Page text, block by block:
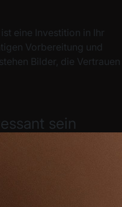
ist eine Investition in Ihr
Vorbereitung und
Bilder, die Vertrauen
sein